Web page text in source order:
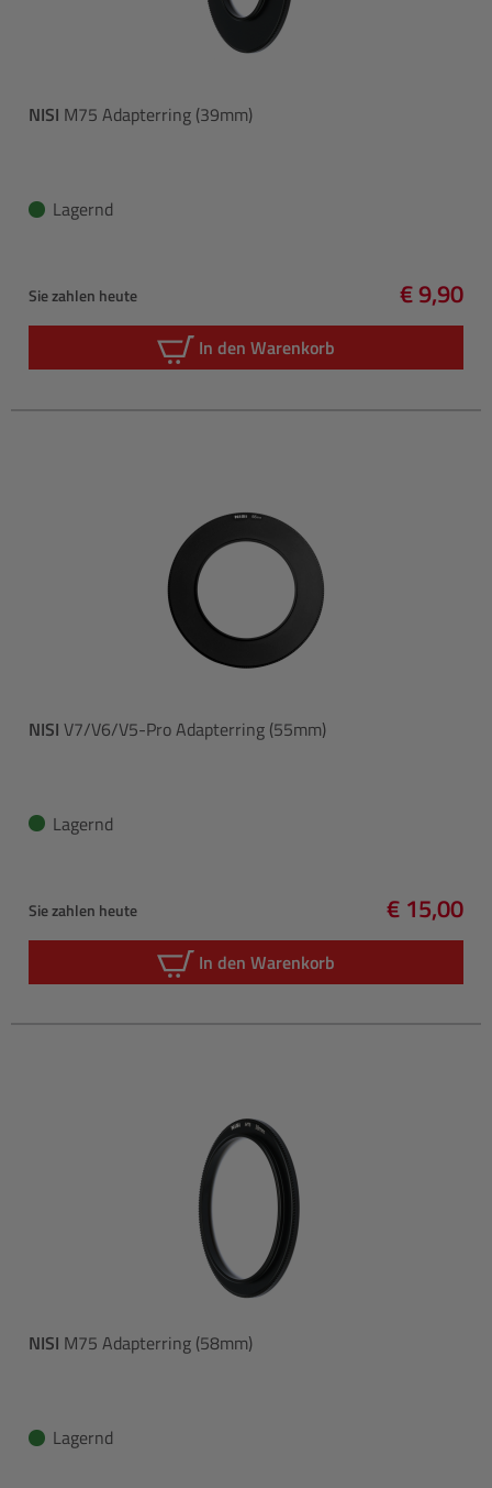
NISI M75 Adapterring (39mm)
Lagernd
Sie zahlen heute € 9,90
In den Warenkorb
NISI V7/V6/V5-Pro Adapterring (55mm)
Lagernd
Sie zahlen heute € 15,00
In den Warenkorb
NISI M75 Adapterring (58mm)
Lagernd